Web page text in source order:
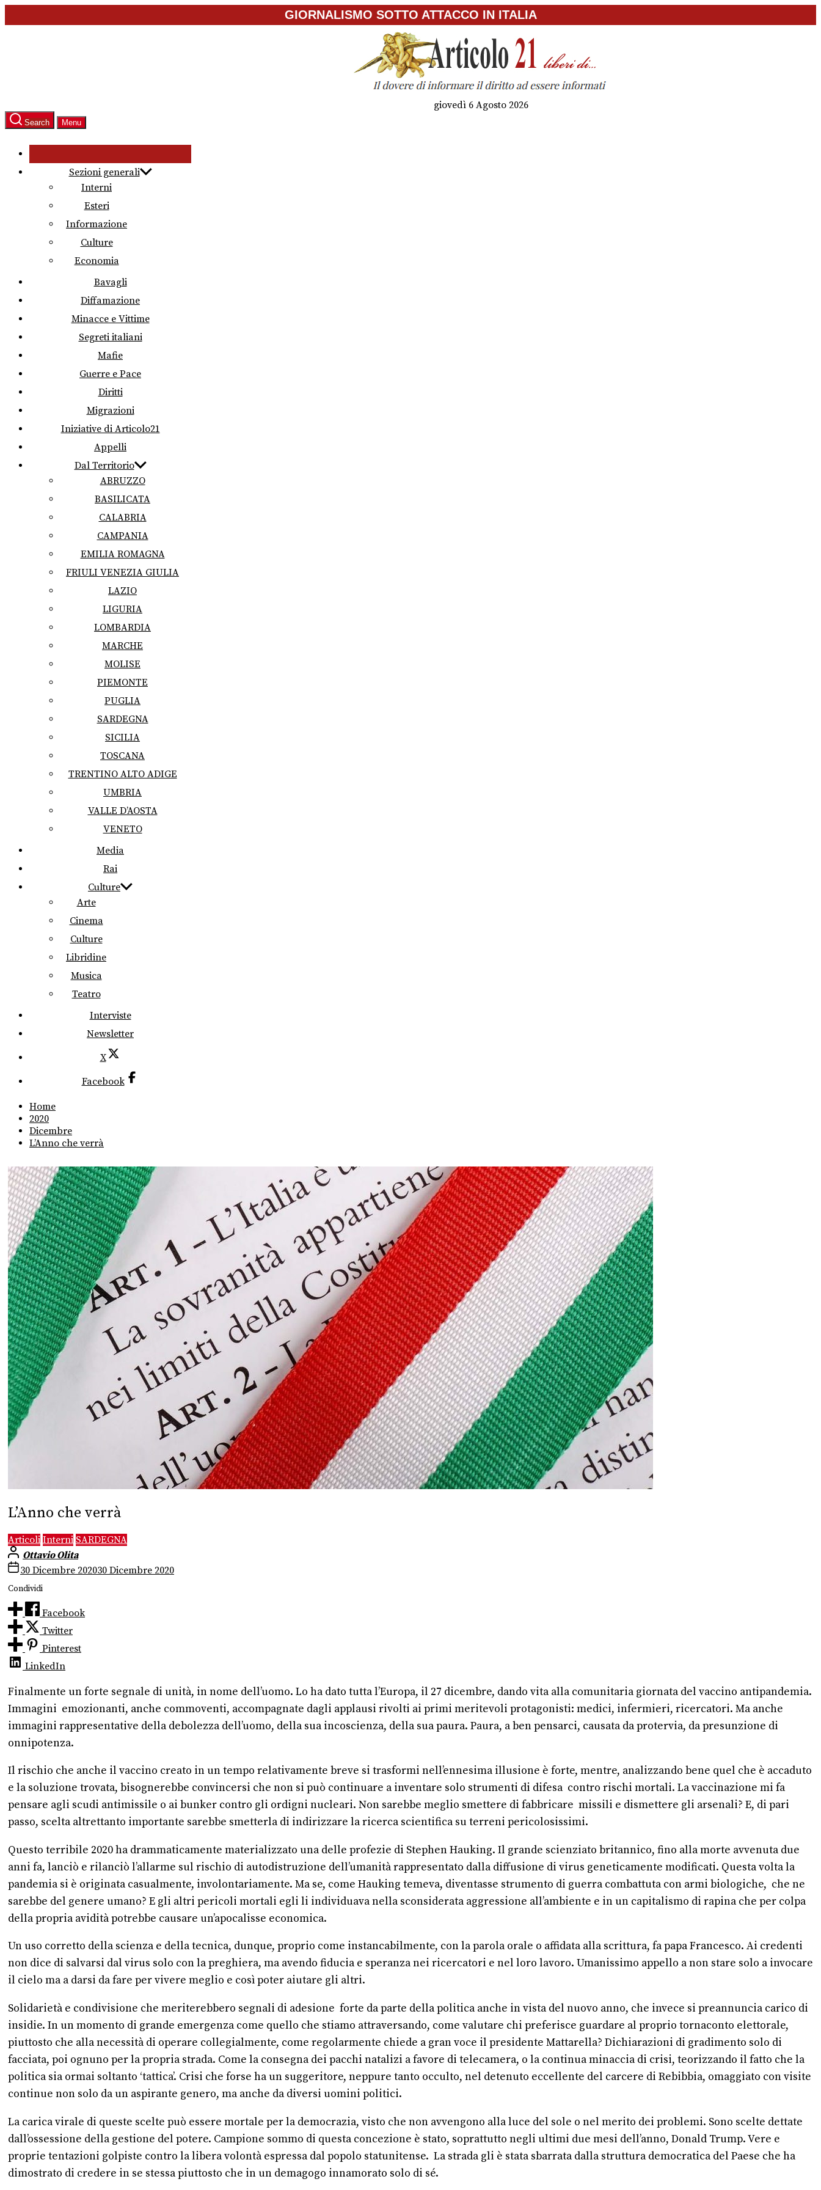
to
GIORNALISMO SOTTO ATTACCO IN ITALIA
giovedì 6 Agosto 2026
Search Menu
Sezioni generali
Interni
Esteri
Informazione
Culture
Economia
Bavagli
Diffamazione
Minacce e Vittime
Segreti italiani
Mafie
Guerre e Pace
Diritti
Migrazioni
Iniziative di Articolo21
Appelli
Dal Territorio
ABRUZZO
BASILICATA
CALABRIA
CAMPANIA
EMILIA ROMAGNA
FRIULI VENEZIA GIULIA
LAZIO
LIGURIA
LOMBARDIA
MARCHE
MOLISE
PIEMONTE
PUGLIA
SARDEGNA
SICILIA
TOSCANA
TRENTINO ALTO ADIGE
UMBRIA
VALLE D’AOSTA
VENETO
Media
Rai
Culture
Arte
Cinema
Culture
Libridine
Musica
Teatro
Interviste
Newsletter
X
Facebook
Home
2020
Dicembre
L’Anno che verrà
L’Anno che verrà
Articoli Interni SARDEGNA
Ottavio Olita
30 Dicembre 202030 Dicembre 2020
Condividi
Facebook
Twitter
Pinterest
LinkedIn
Finalmente un forte segnale di unità, in nome dell’uomo. Lo ha dato tutta l’Europa, il 27 dicembre, dando vita alla comunitaria giornata del vaccino antipandemia.
Immagini emozionanti, anche commoventi, accompagnate dagli applausi rivolti ai primi meritevoli protagonisti: medici, infermieri, ricercatori. Ma anche
immagini rappresentative della debolezza dell’uomo, della sua incoscienza, della sua paura. Paura, a ben pensarci, causata da protervia, da presunzione di
onnipotenza.
Il rischio che anche il vaccino creato in un tempo relativamente breve si trasformi nell’ennesima illusione è forte, mentre, analizzando bene quel che è accaduto
e la soluzione trovata, bisognerebbe convincersi che non si può continuare a inventare solo strumenti di difesa contro rischi mortali. La vaccinazione mi fa
pensare agli scudi antimissile o ai bunker contro gli ordigni nucleari. Non sarebbe meglio smettere di fabbricare missili e dismettere gli arsenali? E, di pari
passo, scelta altrettanto importante sarebbe smetterla di indirizzare la ricerca scientifica su terreni pericolosissimi.
Questo terribile 2020 ha drammaticamente materializzato una delle profezie di Stephen Hauking. Il grande scienziato britannico, fino alla morte avvenuta due
anni fa, lanciò e rilanciò l’allarme sul rischio di autodistruzione dell’umanità rappresentato dalla diffusione di virus geneticamente modificati. Questa volta la
pandemia si è originata casualmente, involontariamente. Ma se, come Hauking temeva, diventasse strumento di guerra combattuta con armi biologiche, che ne
sarebbe del genere umano? E gli altri pericoli mortali egli li individuava nella sconsiderata aggressione all’ambiente e in un capitalismo di rapina che per colpa
della propria avidità potrebbe causare un’apocalisse economica.
Un uso corretto della scienza e della tecnica, dunque, proprio come instancabilmente, con la parola orale o affidata alla scrittura, fa papa Francesco. Ai credenti
non dice di salvarsi dal virus solo con la preghiera, ma avendo fiducia e speranza nei ricercatori e nel loro lavoro. Umanissimo appello a non stare solo a invocare
il cielo ma a darsi da fare per vivere meglio e così poter aiutare gli altri.
Solidarietà e condivisione che meriterebbero segnali di adesione forte da parte della politica anche in vista del nuovo anno, che invece si preannuncia carico di
insidie. In un momento di grande emergenza come quello che stiamo attraversando, come valutare chi preferisce guardare al proprio tornaconto elettorale,
piuttosto che alla necessità di operare collegialmente, come regolarmente chiede a gran voce il presidente Mattarella? Dichiarazioni di gradimento solo di
facciata, poi ognuno per la propria strada. Come la consegna dei pacchi natalizi a favore di telecamera, o la continua minaccia di crisi, teorizzando il fatto che la
politica sia ormai soltanto ‘tattica’. Crisi che forse ha un suggeritore, neppure tanto occulto, nel detenuto eccellente del carcere di Rebibbia, omaggiato con visite
continue non solo da un aspirante genero, ma anche da diversi uomini politici.
La carica virale di queste scelte può essere mortale per la democrazia, visto che non avvengono alla luce del sole o nel merito dei problemi. Sono scelte dettate
dall’ossessione della gestione del potere. Campione sommo di questa concezione è stato, soprattutto negli ultimi due mesi dell’anno, Donald Trump. Vere e
proprie tentazioni golpiste contro la libera volontà espressa dal popolo statunitense. La strada gli è stata sbarrata dalla struttura democratica del Paese che ha
dimostrato di credere in se stessa piuttosto che in un demagogo innamorato solo di sé.